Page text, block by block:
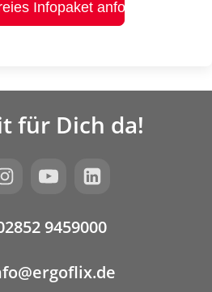
Infopaket anfordern
für Dich da!
9459000